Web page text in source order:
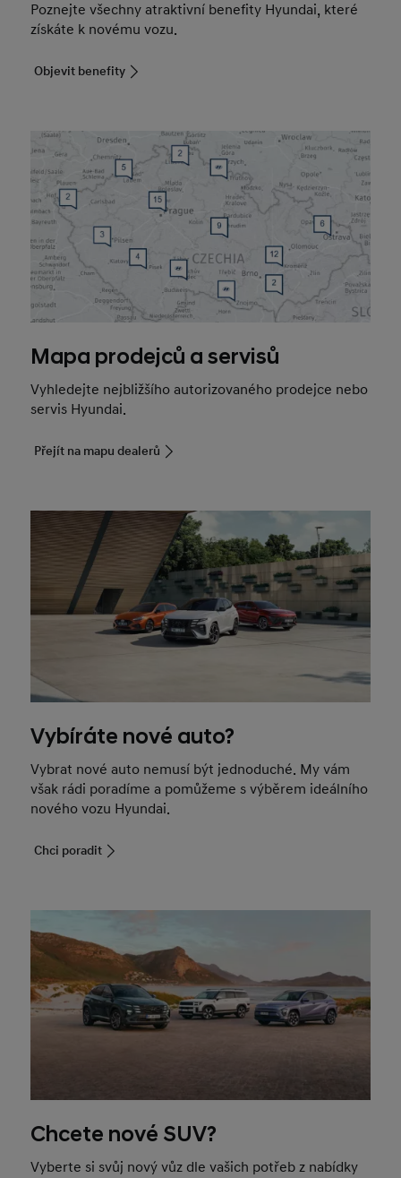
Poznejte všechny atraktivní benefity Hyundai, které
získáte k novému vozu.
Objevit benefity
Mapa prodejců a servisů
Vyhledejte nejbližšího autorizovaného prodejce nebo
servis Hyundai.
Přejít na mapu dealerů
Vybíráte nové auto?
Vybrat nové auto nemusí být jednoduché. My vám
však rádi poradíme a pomůžeme s výběrem ideálního
nového vozu Hyundai.
Chci poradit
Chcete nové SUV?
Vyberte si svůj nový vůz dle vašich potřeb z nabídky